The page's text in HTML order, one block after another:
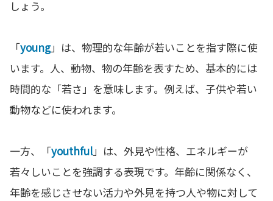
しょう。
「young」は、物理的な年齢が若いことを指す際に使
います。人、動物、物の年齢を表すため、基本的には
時間的な「若さ」を意味します。例えば、子供や若い
動物などに使われます。
一方、「youthful」は、外見や性格、エネルギーが
若々しいことを強調する表現です。年齢に関係なく、
年齢を感じさせない活力や外見を持つ人や物に対して